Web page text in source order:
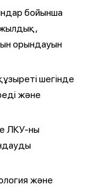
бойынша
жылдық,
орындауын
шегінде
және
ЛКУ-ны
және